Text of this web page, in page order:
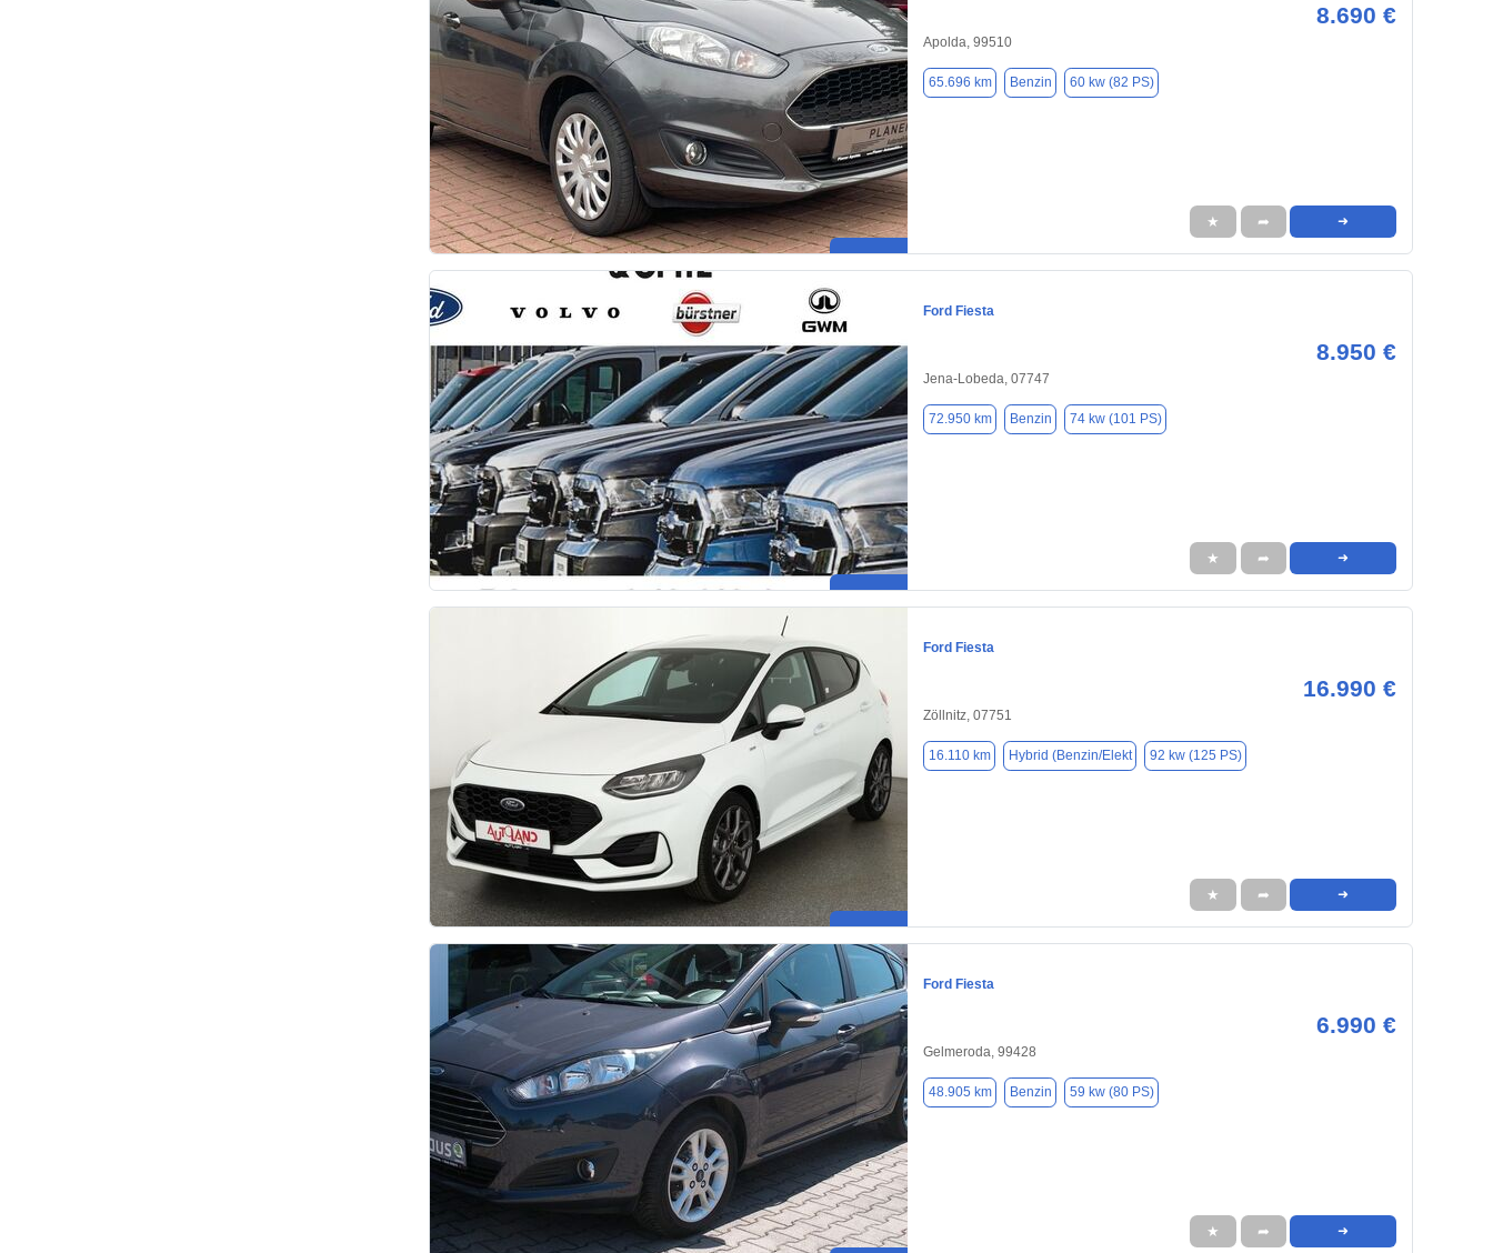
8.690 €
Apolda, 99510
65.696 km Benzin 60 kw (82 PS)
★ ➦ ➜
Ford Fiesta
8.950 €
Jena-Lobeda, 07747
72.950 km Benzin 74 kw (101 PS)
★ ➦ ➜
Ford Fiesta
16.990 €
Zöllnitz, 07751
16.110 km Hybrid (Benzin/Elekt 92 kw (125 PS)
★ ➦ ➜
Ford Fiesta
6.990 €
Gelmeroda, 99428
48.905 km Benzin 59 kw (80 PS)
★ ➦ ➜